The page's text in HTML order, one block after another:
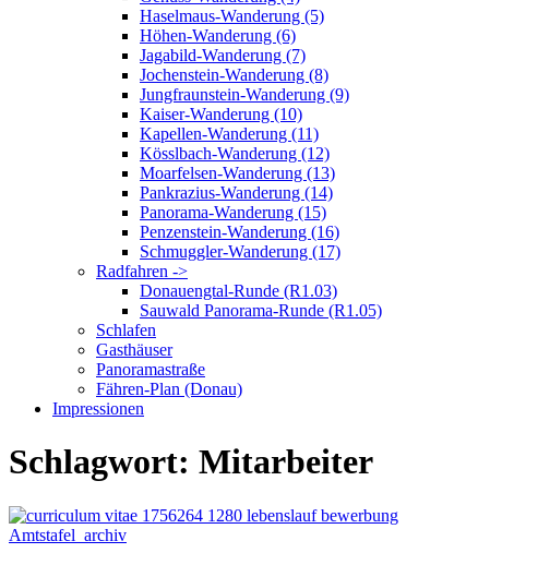
Haselmaus-Wanderung (5)
Höhen-Wanderung (6)
Jagabild-Wanderung (7)
Jochenstein-Wanderung (8)
Jungfraunstein-Wanderung (9)
Kaiser-Wanderung (10)
Kapellen-Wanderung (11)
Kösslbach-Wanderung (12)
Moarfelsen-Wanderung (13)
Pankrazius-Wanderung (14)
Panorama-Wanderung (15)
Penzenstein-Wanderung (16)
Schmuggler-Wanderung (17)
Radfahren ->
Donauengtal-Runde (R1.03)
Sauwald Panorama-Runde (R1.05)
Schlafen
Gasthäuser
Panoramastraße
Fähren-Plan (Donau)
Impressionen
Schlagwort: Mitarbeiter
Amtstafel_archiv